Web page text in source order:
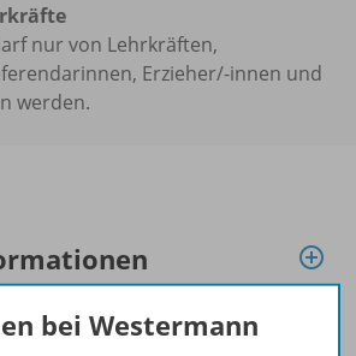
nur von Lehrkräften,
Erzieher/-innen und
werden.
bei Westermann